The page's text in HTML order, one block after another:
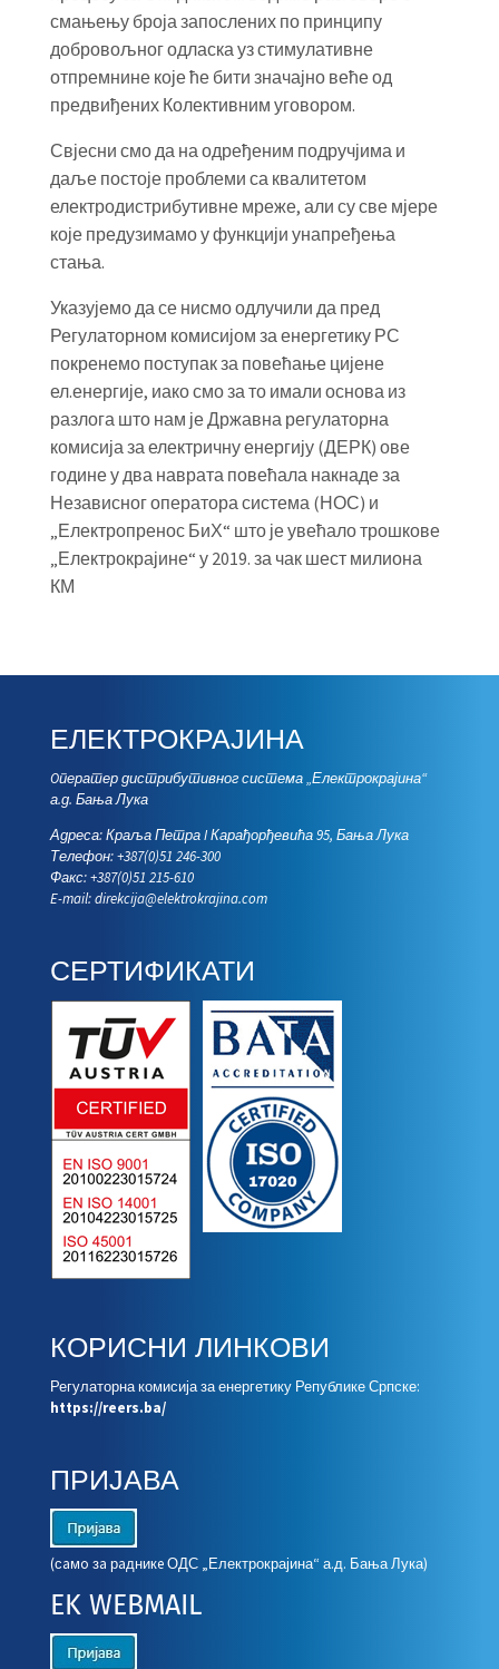
смањењу броја запослених по принципу
добровољног одласка уз стимулативне
отпремнине које ће бити значајно веће од
предвиђених Колективним уговором.
Свјесни смо да на одређеним подручјима и
даље постоје проблеми са квалитетом
електродистрибутивне мреже, али су све мјере
које предузимамо у функцији унапређења
стања.
Указујемо да се нисмо одлучили да пред
Регулаторном комисијом за енергетику РС
покренемо поступак за повећање цијене
ел.енергије, иако смо за то имали основа из
разлога што нам је Државна регулаторна
комисија за електричну енергију (ДЕРК) ове
године у два наврата повећала накнаде за
Независног оператора система (НОС) и
„Електропренос БиХ“ што је увећало трошкове
„Електрокрајине“ у 2019. за чак шест милиона
КМ
ЕЛЕКТРОКРАЈИНА
Oператер дистрибутивног система „Електрокрајина“
а.д. Бања Лука
Адреса: Краља Петра I Карађорђевића 95, Бања Лука
Телефон: +387(0)51 246-300
Факс: +387(0)51 215-610
E-mail:direkcija@elektrokrajina.com
СЕРТИФИКАТИ
КОРИСНИ ЛИНКОВИ
Регулаторна комисија за енергетику Републике Српске:
https://reers.ba/
ПРИЈАВА
(сaмo зa рaдникe ОДС „Електрокрајина“ а.д. Бања Лука)
EK WEBMAIL